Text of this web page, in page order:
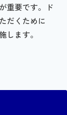
重要です。ド
だくために
します。